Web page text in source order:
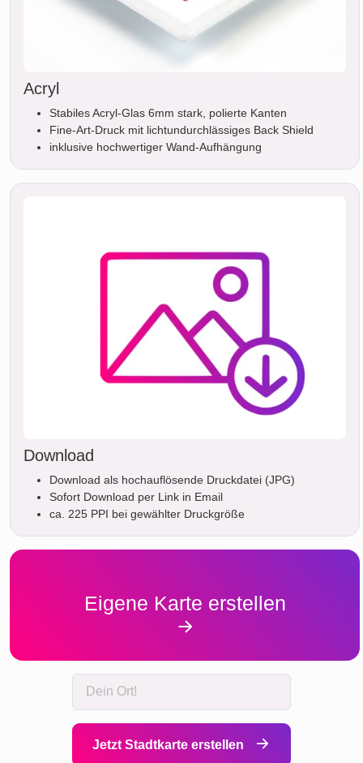
Acryl
Stabiles Acryl-Glas 6mm stark, polierte Kanten
Fine-Art-Druck mit lichtundurchlässiges Back Shield
inklusive hochwertiger Wand-Aufhängung
Download
Download als hochauflösende Druckdatei (JPG)
Sofort Download per Link in Email
ca. 225 PPI bei gewählter Druckgröße
Eigene Karte erstellen
Jetzt Stadtkarte erstellen